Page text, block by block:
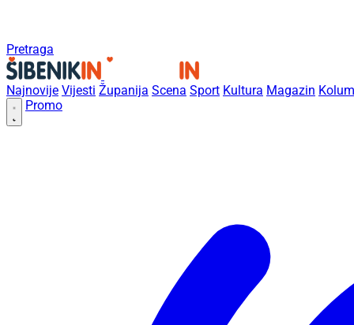
Pretraga
Najnovije Vijesti Županija Scena Sport Kultura Magazin
Promo